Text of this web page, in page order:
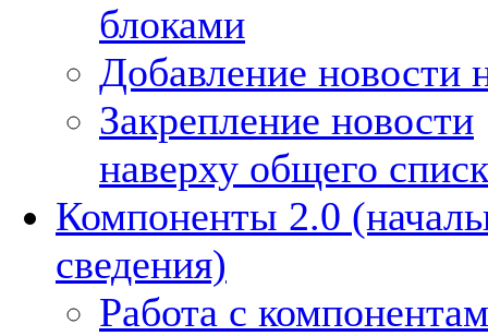
блоками
Добавление новости
Закрепление новости
наверху общего
Компоненты 2.0
сведения)
Работа с